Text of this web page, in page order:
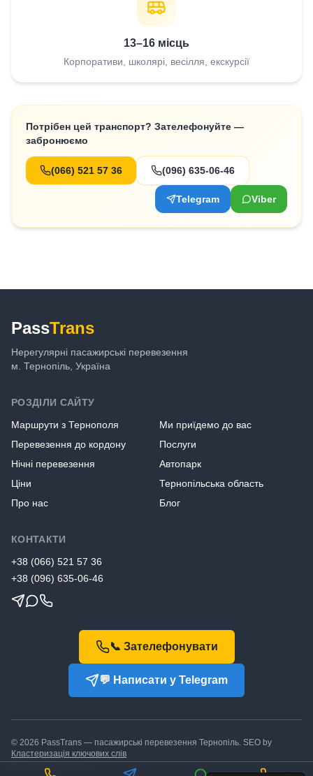
13–16 місць
Корпоративи, школярі, весілля, екскурсії
Потрібен цей транспорт? Зателефонуйте —
забронюємо
(066) 521 57 36 (096) 635-06-46
Telegram Viber
PassTrans
Нерегулярні пасажирські перевезення
м. Тернопіль, Україна
РОЗДІЛИ САЙТУ
Маршрути з Тернополя
Ми приїдемо до вас
Перевезення до кордону
Послуги
Нічні перевезення
Автопарк
Ціни
Тернопільська область
Про нас
Блог
КОНТАКТИ
+38 (066) 521 57 36
+38 (096) 635-06-46
📞 Зателефонувати
💬 Написати у Telegram
© 2026 PassTrans — пасажирські перевезення Тернопіль. SEO by
Кластеризація ключових слів
Всі права захищено